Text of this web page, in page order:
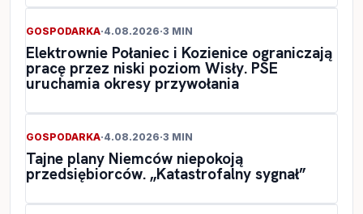
GOSPODARKA·4.08.2026·3 MIN
Elektrownie Połaniec i Kozienice ograniczają
pracę przez niski poziom Wisły. PSE
uruchamia okresy przywołania
GOSPODARKA·4.08.2026·3 MIN
Tajne plany Niemców niepokoją
przedsiębiorców. „Katastrofalny sygnał”